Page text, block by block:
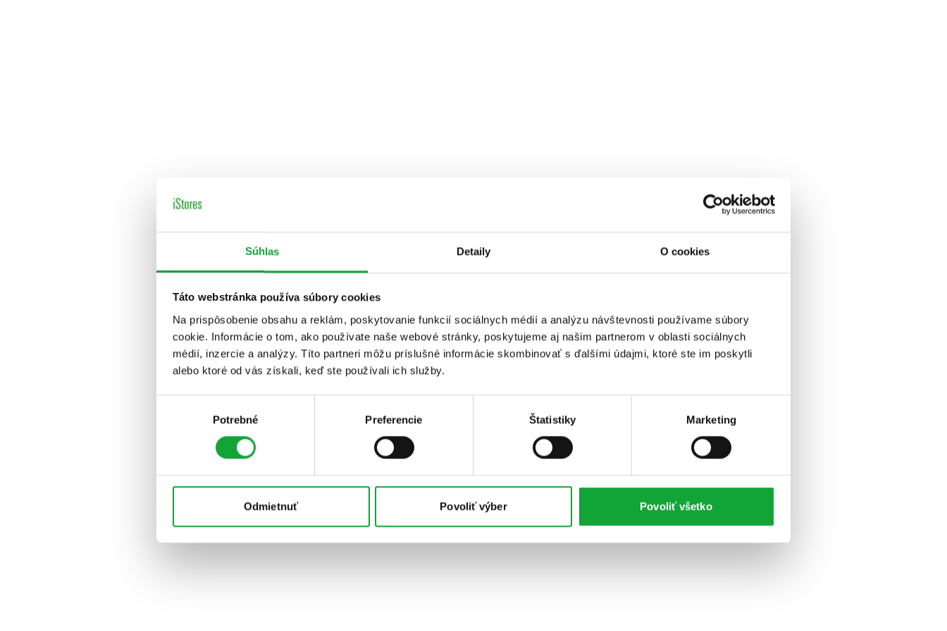
Súhlas Detaily O cookies
Táto webstránka používa súbory cookies
Na prispôsobenie obsahu a reklám, poskytovanie funkcií sociálnych médií a analýzu návštevnosti používame súbory
cookie. Informácie o tom, ako používate naše webové stránky, poskytujeme aj našim partnerom v oblasti sociálnych
médií, inzercie a analýzy. Títo partneri môžu príslušné informácie skombinovať s ďalšími údajmi, ktoré ste im poskytli
alebo ktoré od vás získali, keď ste používali ich služby.
Potrebné Preferencie Štatistiky Marketing
Odmietnuť Povoliť výber Povoliť všetko